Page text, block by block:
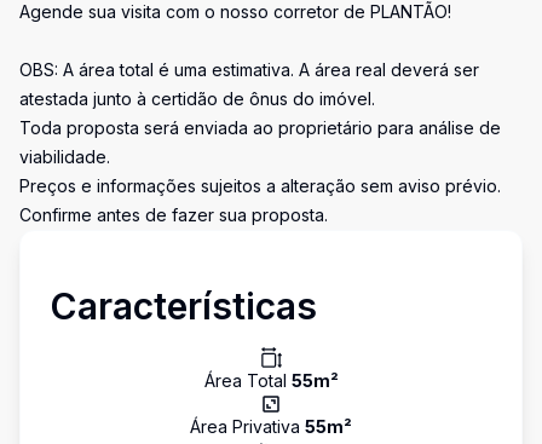
Agende sua visita com o nosso corretor de PLANTÃO!
OBS: A área total é uma estimativa. A área real deverá ser
atestada junto à certidão de ônus do imóvel.
Toda proposta será enviada ao proprietário para análise de
viabilidade.
Preços e informações sujeitos a alteração sem aviso prévio.
Confirme antes de fazer sua proposta.
Características
Área Total 55m²
Área Privativa 55m²